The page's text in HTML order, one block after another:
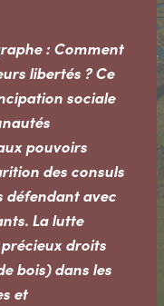
: Comment
libertés ? Ce
sociale
pouvoirs
des consuls
défendant avec
La lutte
droits
bois) dans les
et